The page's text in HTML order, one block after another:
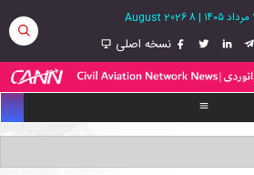
|
8 August 2026
نسخه اصلی